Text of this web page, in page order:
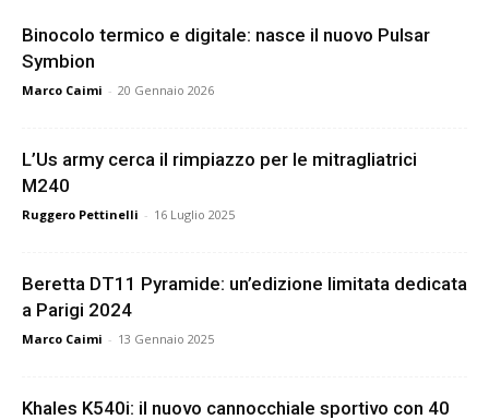
Binocolo termico e digitale: nasce il nuovo Pulsar
Symbion
Marco Caimi - 20 Gennaio 2026
L’Us army cerca il rimpiazzo per le mitragliatrici
M240
Ruggero Pettinelli - 16 Luglio 2025
Beretta DT11 Pyramide: un’edizione limitata dedicata
a Parigi 2024
Marco Caimi - 13 Gennaio 2025
Khales K540i: il nuovo cannocchiale sportivo con 40